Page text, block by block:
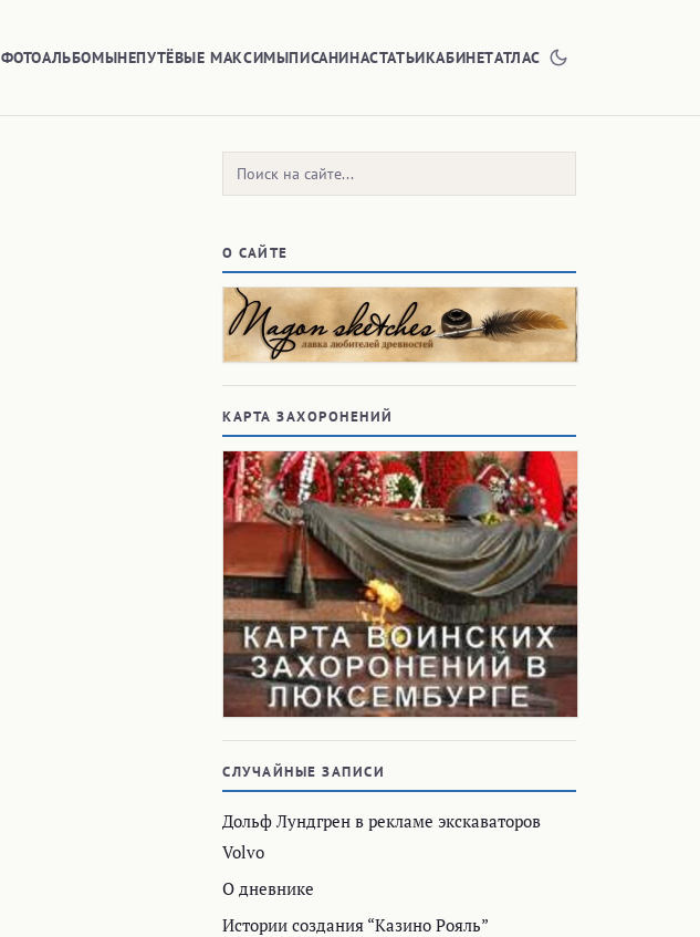
ФОТОАЛЬБОМЫНЕПУТЁВЫЕ МАКСИМЫПИСАНИНАСТАТЬИКАБИНЕТАТЛАС
Поиск:
О САЙТЕ
КАРТА ЗАХОРОНЕНИЙ
СЛУЧАЙНЫЕ ЗАПИСИ
Дольф Лундгрен в рекламе экскаваторов
Volvo
О дневнике
Истории создания “Казино Рояль”